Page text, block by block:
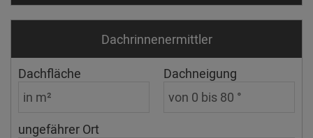
Dachrinnen­ermittler
Dachfläche Dachneigung
ungefährer Ort